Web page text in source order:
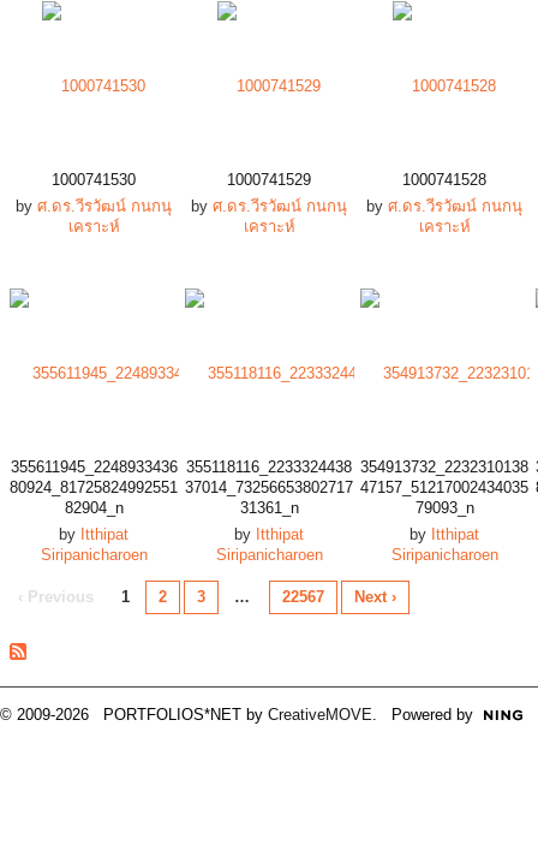
1000741530
by ศ.ดร.วีรวัฒน์ กนกนุ
เคราะห์
1000741529
by ศ.ดร.วีรวัฒน์ กนกนุ
เคราะห์
1000741528
by ศ.ดร.วีรวัฒน์ กนกนุ
เคราะห์
355611945_2248933436
80924_81725824992551
82904_n
by Itthipat
Siripanicharoen
355118116_2233324438
37014_73256653802717
31361_n
by Itthipat
Siripanicharoen
354913732_2232310138
47157_51217002434035
79093_n
by Itthipat
Siripanicharoen
‹ Previous 1 2 3 … 22567 Next ›
© 2009-2026 PORTFOLIOS*NET by CreativeMOVE. Powered by